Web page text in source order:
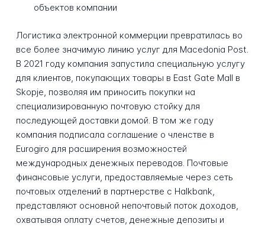
объектов компании
Логистика электронной коммерции превратилась во
все более значимую линию услуг для Macedonia Post.
В 2021 году компания запустила специальную услугу
для клиентов, покупающих товары в East Gate Mall в
Skopje, позволяя им приносить покупки на
специализированную почтовую стойку для
последующей доставки домой. В том же году
компания подписала соглашение о членстве в
Eurogiro для расширения возможностей
международных денежных переводов. Почтовые
финансовые услуги, предоставляемые через сеть
почтовых отделений в партнерстве с Halkbank,
представляют основной непочтовый поток доходов,
охватывая оплату счетов, денежные депозиты и